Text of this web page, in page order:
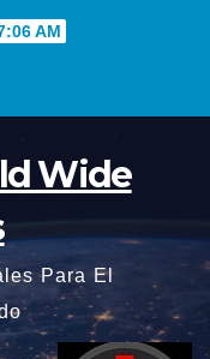
AM
Wide
Para El